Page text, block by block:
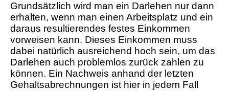
Grundsätzlich wird man ein Darlehen nur dann
erhalten, wenn man einen Arbeitsplatz und ein
daraus resultierendes festes Einkommen
vorweisen kann. Dieses Einkommen muss
dabei natürlich ausreichend hoch sein, um das
Darlehen auch problemlos zurück zahlen zu
können. Ein Nachweis anhand der letzten
Gehaltsabrechnungen ist hier in jedem Fall